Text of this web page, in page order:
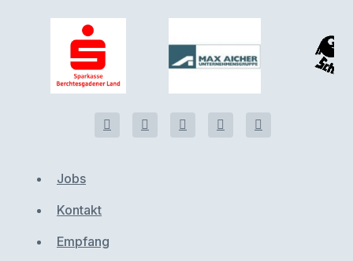
Jobs
Kontakt
Empfang